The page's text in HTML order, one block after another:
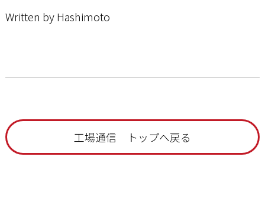
Written by Hashimoto
工場通信 トップへ戻る